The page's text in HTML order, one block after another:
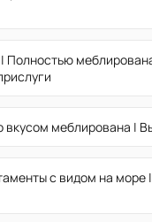
Полностью
вкусом меблирована |
с видом на море |